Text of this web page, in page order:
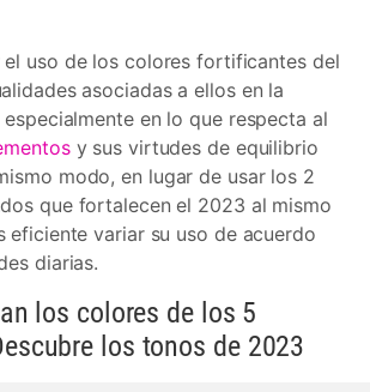
el uso de los colores fortificantes del
asociadas a ellos en la
en lo que respecta al
y sus virtudes de equilibrio
modo, en lugar de usar los 2
que fortalecen el 2023 al mismo
eficiente variar su uso de acuerdo
diarias.
los colores de los 5
los tonos de 2023